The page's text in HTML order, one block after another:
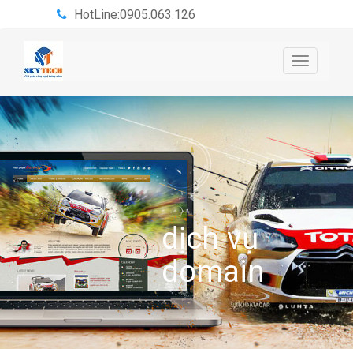
HotLine:0905.063.126
Toggle
dịch vụ
domain